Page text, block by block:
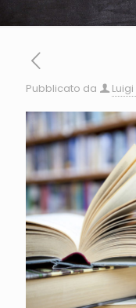
Pubblicato da